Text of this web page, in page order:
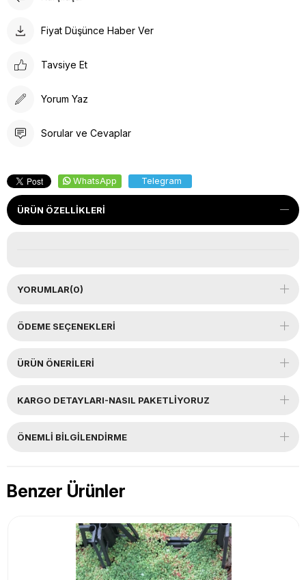
Fiyat Düşünce Haber Ver
Tavsiye Et
Yorum Yaz
Sorular ve Cevaplar
WhatsApp Telegram
ÜRÜN ÖZELLIKLERI
YORUMLAR(0)
ÖDEME SEÇENEKLERI
ÜRÜN ÖNERILERI
KARGO DETAYLARI-NASIL PAKETLİYORUZ
ÖNEMLI BILGILENDIRME
Benzer Ürünler